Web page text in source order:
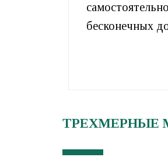
бесконечных
ТРЕХМЕРНЫЕ